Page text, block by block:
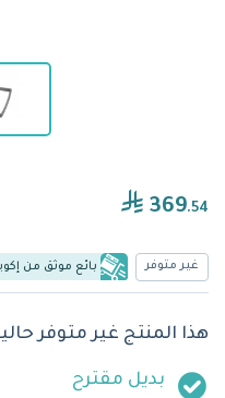
369.54
غير متوفر بائع موثق من
هذا المنتج غير متوفر
بديل مقترح